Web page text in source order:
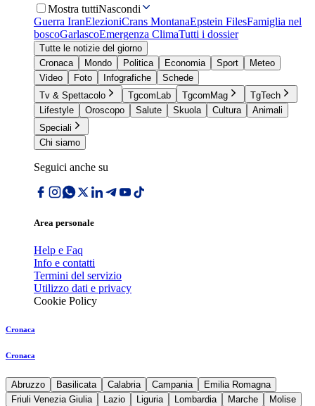
Mostra tuttiNascondi
Guerra IranElezioniCrans MontanaEpstein FilesFamiglia nel
boscoGarlascoEmergenza ClimaTutti i dossier
Tutte le notizie del giorno
Cronaca
Mondo Politica Economia Sport
Meteo
Video
Foto Infografiche
Schede
Tv & Spettacolo
TgcomLab TgcomMag
TgTech
Lifestyle
Oroscopo Salute Skuola Cultura
Animali
Speciali
Chi siamo
Seguici anche su
Area personale
Help e Faq
Info e contatti
Termini del servizio
Utilizzo dati e privacy
Cookie Policy
Cronaca
Cronaca
Abruzzo Basilicata Calabria Campania
Emilia Romagna
Friuli Venezia Giulia
Lazio Liguria Lombardia Marche
Molise